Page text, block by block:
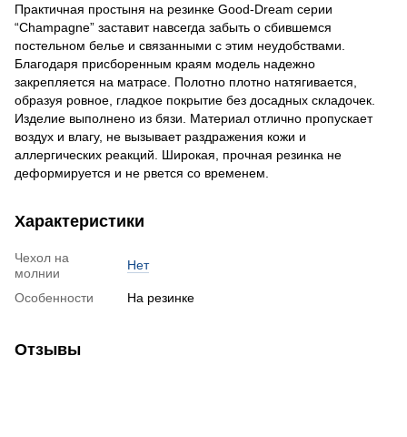
Практичная простыня на резинке Good-Dream серии
“Champagne” заставит навсегда забыть о сбившемся
постельном белье и связанными с этим неудобствами.
Благодаря присборенным краям модель надежно
закрепляется на матрасе. Полотно плотно натягивается,
образуя ровное, гладкое покрытие без досадных складочек.
Изделие выполнено из бязи. Материал отлично пропускает
воздух и влагу, не вызывает раздражения кожи и
аллергических реакций. Широкая, прочная резинка не
деформируется и не рвется со временем.
Характеристики
Чехол на
молнии
Нет
Особенности На резинке
Отзывы